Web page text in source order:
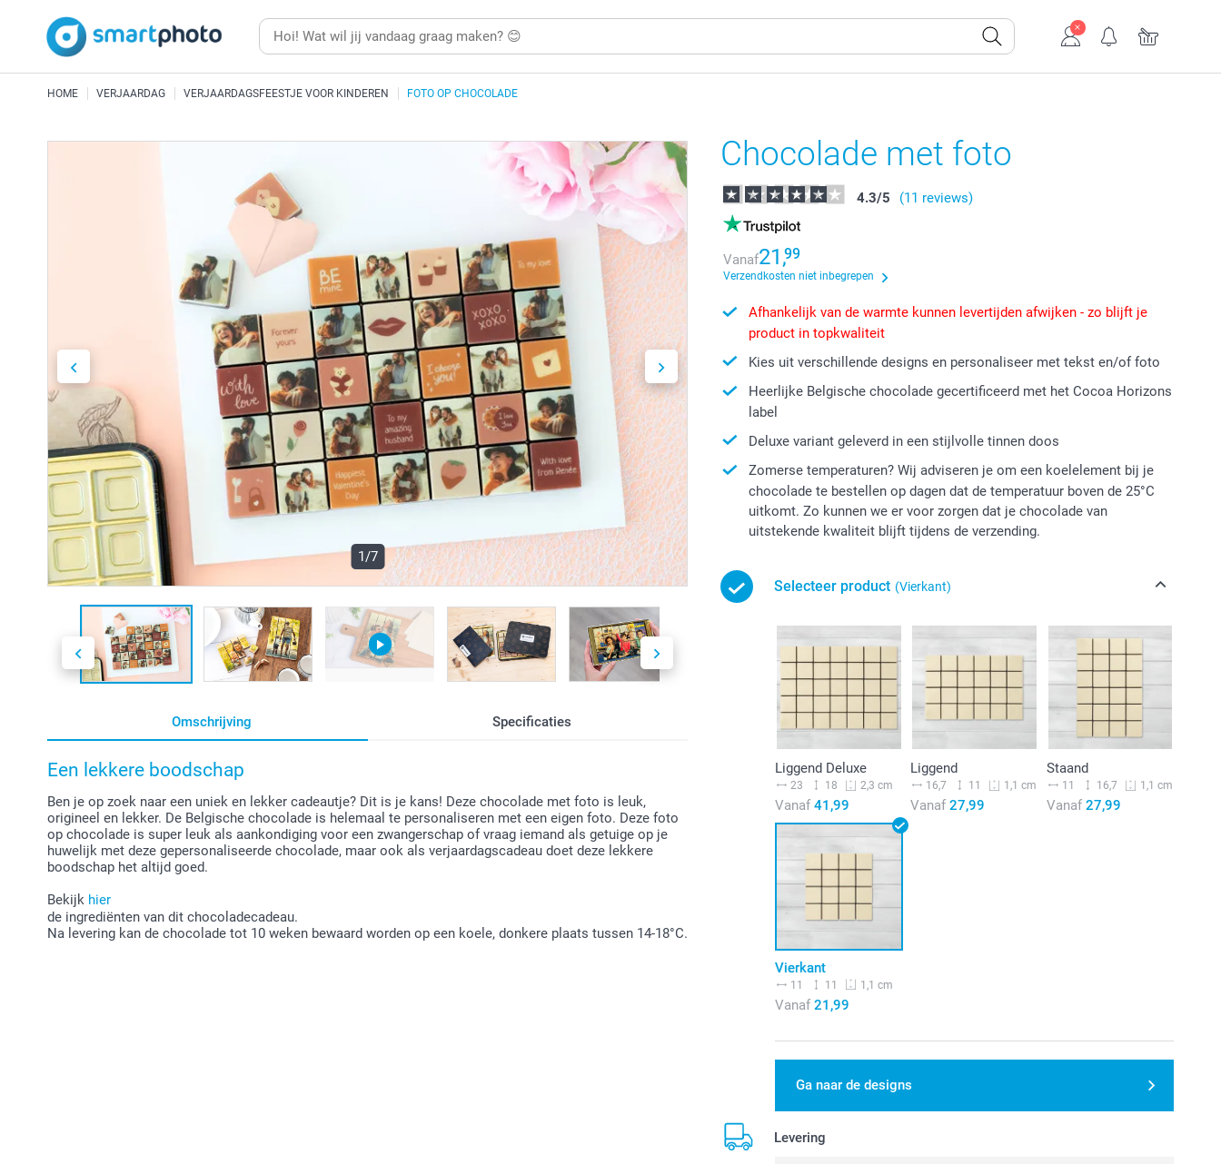
HOME VERJAARDAG VERJAARDAGSFEESTJE VOOR KINDEREN FOTO OP CHOCOLADE
1/7
Omschrijving Specificaties
Een lekkere boodschap
Ben je op zoek naar een uniek en lekker cadeautje? Dit is je kans! Deze chocolade met foto is leuk,
origineel en lekker. De Belgische chocolade is helemaal te personaliseren met een eigen foto. Deze foto
op chocolade is super leuk als aankondiging voor een zwangerschap of vraag iemand als getuige op je
huwelijk met deze gepersonaliseerde chocolade, maar ook als verjaardagscadeau doet deze lekkere
boodschap het altijd goed.
Bekijk hier
de ingrediënten van dit chocoladecadeau.
Na levering kan de chocolade tot 10 weken bewaard worden op een koele, donkere plaats tussen 14-18°C.
Chocolade met foto
4.3/5 (11 reviews)
Vanaf21,99
Verzendkosten niet inbegrepen
Afhankelijk van de warmte kunnen levertijden afwijken - zo blijft je
product in topkwaliteit
Kies uit verschillende designs en personaliseer met tekst en/of foto
Heerlijke Belgische chocolade gecertificeerd met het Cocoa Horizons
label
Deluxe variant geleverd in een stijlvolle tinnen doos
Zomerse temperaturen? Wij adviseren je om een koelelement bij je
chocolade te bestellen op dagen dat de temperatuur boven de 25°C
uitkomt. Zo kunnen we er voor zorgen dat je chocolade van
uitstekende kwaliteit blijft tijdens de verzending.
Selecteer product (Vierkant)
Liggend Deluxe
23 18 2,3 cm
Vanaf 41,99
Liggend
16,7 11 1,1 cm
Vanaf 27,99
Staand
11 16,7 1,1 cm
Vanaf27,99
Vierkant
11 11 1,1 cm
Vanaf 21,99
Ga naar de designs
Levering